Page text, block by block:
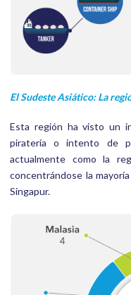
El Sudeste Asiático: La
Esta región ha visto un
piratería o intento de
actualmente como la
concentrándose la
Singapur.